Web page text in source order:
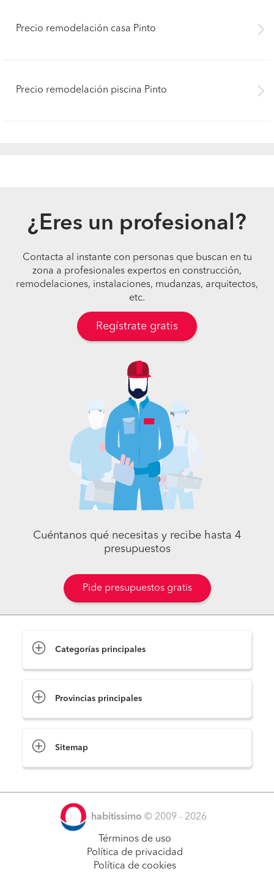
Precio remodelación casa Pinto
Precio remodelación piscina Pinto
¿Eres un profesional?
Contacta al instante con personas que buscan en tu
zona a profesionales expertos en construcción,
remodelaciones, instalaciones, mudanzas, arquitectos,
etc.
Regístrate gratis
Cuéntanos qué necesitas y recibe hasta 4
presupuestos
Pide presupuestos gratis
Categorías principales
Provincias principales
Sitemap
habitissimo © 2009 - 2026
Términos de uso
Política de privacidad
Política de cookies